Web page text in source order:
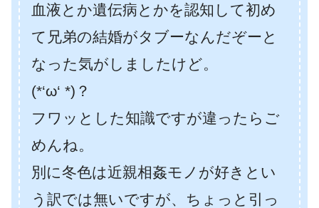
血液とか遺伝病とかを認知して初め
て兄弟の結婚がタブーなんだぞーと
なった気がしましたけど。
(*‘ω‘ *)？
フワッとした知識ですが違ったらご
めんね。
別に冬色は近親相姦モノが好きとい
う訳では無いですが、ちょっと引っ